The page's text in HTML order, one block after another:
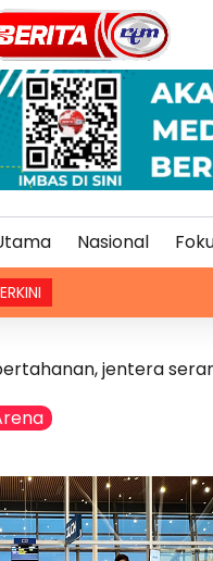
Nasional
AS perketat
jentera